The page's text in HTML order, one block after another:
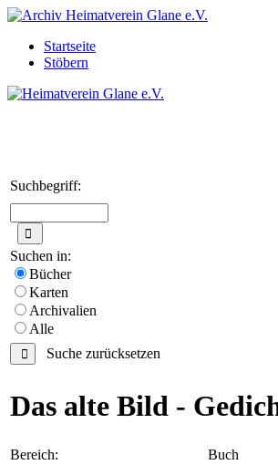
Startseite
Stöbern
Suchbegriff:
Suchen in:
Bücher
Karten
Archivalien
Alle
Suche zurücksetzen
Das alte Bild -
Bereich:
Buch